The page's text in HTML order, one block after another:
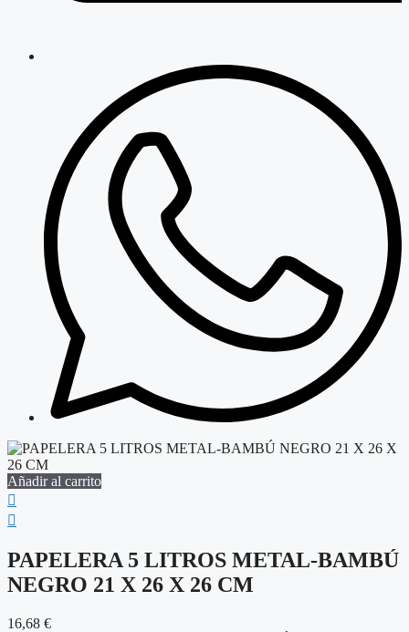
Añadir al carrito
PAPELERA 5 LITROS METAL-BAMBÚ
NEGRO 21 X 26 X 26 CM
16,68 €